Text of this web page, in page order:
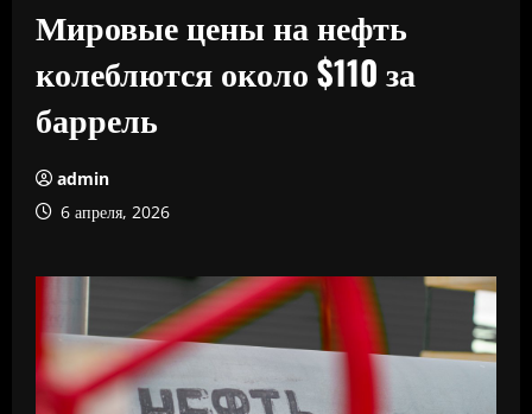
Мировые цены на нефть
колеблются около $110 за
баррель
admin
6 апреля, 2026